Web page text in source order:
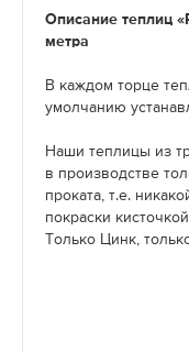
Описание теплиц
метра
В каждом торце
умолчанию
Наши теплицы из
в производстве
проката, т.е.
покраски
Только Цинк,